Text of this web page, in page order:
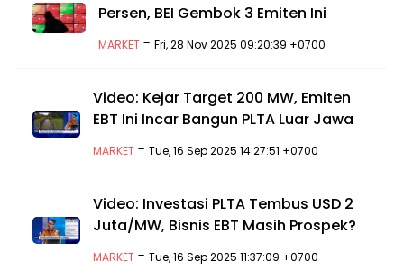
Persen, BEI Gembok 3 Emiten Ini
MARKET -Fri, 28 Nov 2025 09:20:39 +0700
Video: Kejar Target 200 MW, Emiten
EBT Ini Incar Bangun PLTA Luar Jawa
MARKET -Tue, 16 Sep 2025 14:27:51 +0700
Video: Investasi PLTA Tembus USD 2
Juta/MW, Bisnis EBT Masih Prospek?
MARKET- Tue, 16 Sep 2025 11:37:09 +0700